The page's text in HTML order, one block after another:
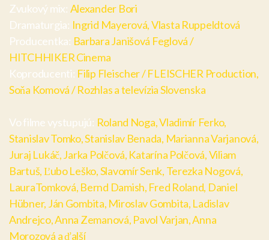
Zvukový mix: Alexander Bori
Dramaturgia: Ingrid Mayerová, Vlasta Ruppeldtová
Producentka: Barbara Janišová Feglová /
HITCHHIKER Cinema
Koproducenti: Filip Fleischer / FLEISCHER Production,
Soňa Komová / Rozhlas a televízia Slovenska
Vo filme vystupujú: Roland Noga, Vladimír Ferko,
Stanislav Tomko, Stanislav Benada, Marianna Varjanová,
Juraj Lukáč, Jarka Polčová, Katarína Polčová, Viliam
Bartuš, Ľubo Leško, Slavomír Senk, Terezka Nogová,
LauraTomková, Bernd Damish, Fred Roland, Daniel
Hübner, Ján Gombita, Miroslav Gombita, Ladislav
Andrejco, Anna Zemanová, Pavol Varjan, Anna
Morozová a ďalší